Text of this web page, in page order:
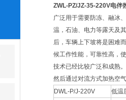
ZWL-PZ/JZ-35-220V电伴
广泛用于需要防冻、融冰
温，石油、电力等露天及
后，车辆上下坡将是困难
候工作性能，可靠性高，
技术已经比较广泛和成熟。
然后通过对流方式加热空
DWL-P/J-220V
低温